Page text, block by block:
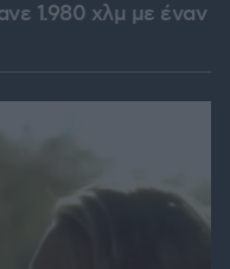
1.980 χλμ με έναν